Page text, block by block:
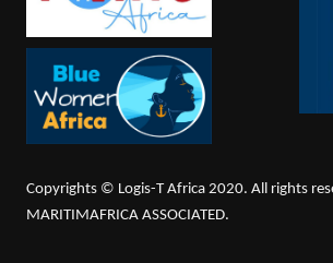
Copyrights © Logis-T Africa 2020. All rights
MARITIMAFRICA ASSOCIATED.